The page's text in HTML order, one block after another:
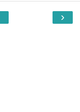
›